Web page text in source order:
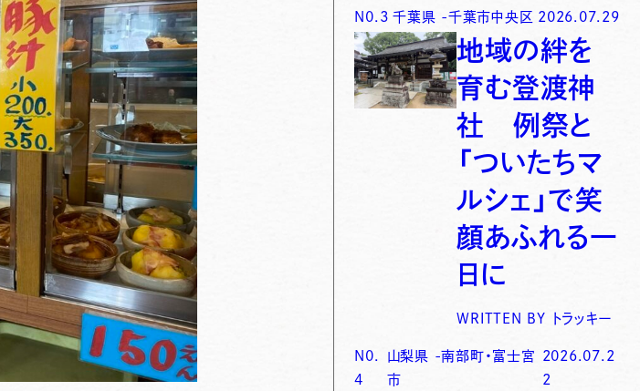
N0. 3 千葉県 -千葉市中央区 2026.07.29
地域の絆を
育む登渡神
社 例祭と
「ついたちマ
ルシェ」で笑
顔あふれる一
日に
WRITTEN BY トラッキー
N0.
4
山梨県 -南部町・富士宮
市
2026.07.2
2